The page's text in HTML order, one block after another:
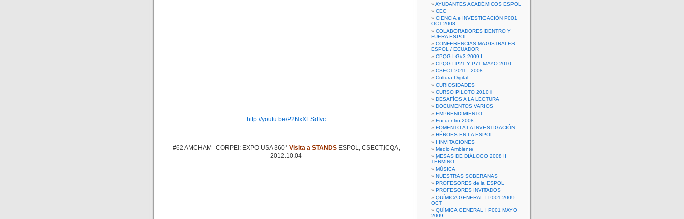
http://youtu.be/P2NxXESdfvc
#62 AMCHAM--CORPEI: EXPO USA 360° Visita a STANDSESPOL, CSECT,ICQA,
2012.10.04
AYUDANTES ACADÉMICOS ESPOL
CEC
CIENCIA e INVESTIGACIÓN P001
OCT 2008
COLABORADORES DENTRO Y
FUERA ESPOL
CONFERENCIAS MAGISTRALES
ESPOL / ECUADOR
CPQG I G#3 2009 I
CPQG I P21 Y P71 MAYO 2010
CSECT 2011 - 2008
Cultura Digital
CURIOSIDADES
CURSO PILOTO 2010 ii
DESAFÍOS A LA LECTURA
DOCUMENTOS VARIOS
EMPRENDIMIENTO
Encuentro 2008
FOMENTO A LA INVESTIGACIÓN
HÉROES EN LA ESPOL
I INVITACIONES
Medio Ambiente
MESAS DE DIÁLOGO 2008 II
TÉRMINO
MÚSICA
NUESTRAS SOBERANAS
PROFESORES de la ESPOL
PROFESORES INVITADOS
QUÍMICA GENERAL I P001 2009
OCT
QUÍMICA GENERAL I P001 MAYO
2009